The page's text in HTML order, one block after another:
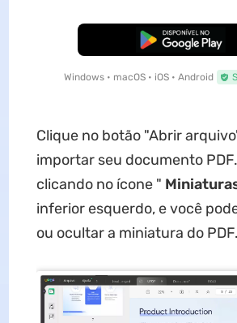
Baixar Grátis
Windows • macOS • iOS • Android
Clique no botão "Abrir
importar seu documento
clicando no ícone "
inferior esquerdo, e você
ou ocultar a miniatura do PDF.